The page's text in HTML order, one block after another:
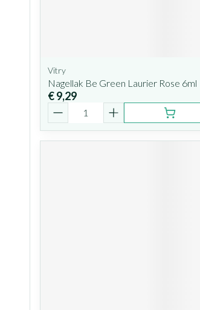
Vitry
Nagellak Be Green Laurier Rose 6ml
€ 9,29